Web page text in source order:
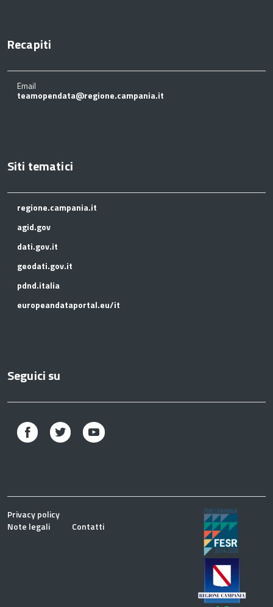
Recapiti
Email
teamopendata@regione.campania.it
Siti tematici
regione.campania.it
agid.gov
dati.gov.it
geodati.gov.it
pdnd.italia
europeandataportal.eu/it
Seguici su
Facebook Twitter
Privacy policy
Note legali
Contatti